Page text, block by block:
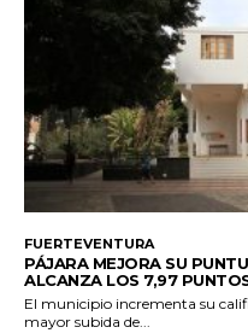
FUERTEVENTURA
PÁJARA MEJORA SU
ALCANZA LOS 7,97
El municipio incrementa su
mayor subida de...